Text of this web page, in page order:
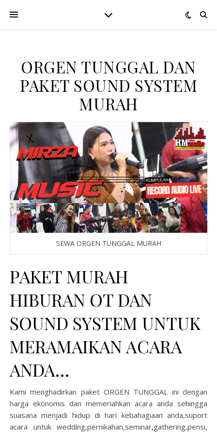
ORGEN TUNGGAL DAN
PAKET SOUND SYSTEM
MURAH
SEWA ORGEN TUNGGAL MURAH
PAKET MURAH
HIBURAN OT DAN
SOUND SYSTEM UNTUK
MERAMAIKAN ACARA
ANDA…
Kami menghadirkan paket ORGEN TUNGGAL ini dengan
harga ekonomis dan memeriahkan acara anda sehingga
suasana menjadi hidup di hari kebahagiaan anda,suport
acara untuk wedding,pernikahan,seminar,gathering,pensi,